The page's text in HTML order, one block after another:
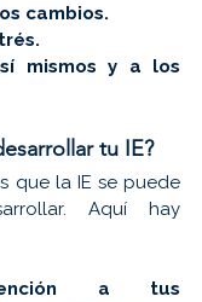
cambios.
mismos y a los
tu IE?
que la IE se puede
Aquí hay
a tus